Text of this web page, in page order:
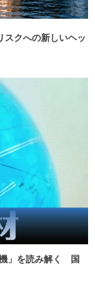
スクへの新しいヘッ
機」を読み解く 国